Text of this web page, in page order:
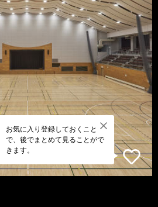
お気に入り登録しておくこと
で、後でまとめて見ることがで
きます。